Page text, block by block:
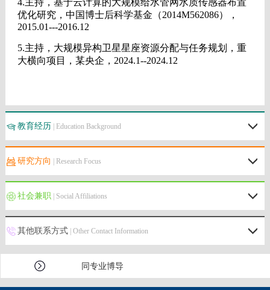
教育经历 | Education Background
研究方向 | Research Focus
社会兼职| Social Affiliations
其他联系方式| Other Contact Information
同专业博导